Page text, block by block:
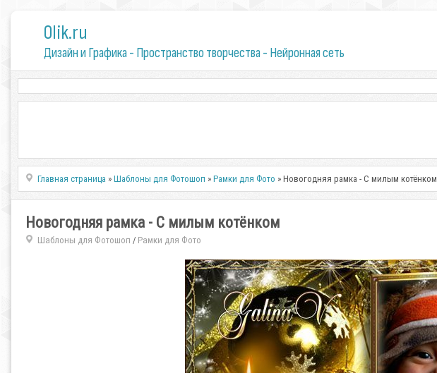
0lik.ru
Дизайн и Графика - Пространство творчества - Нейронная сеть
Главная страница »Шаблоны для Фотошоп »Рамки для Фото » Новогодняя рамка - С милым котёнком
Новогодняя рамка - С милым котёнком
Шаблоны для Фотошоп / Рамки для Фото